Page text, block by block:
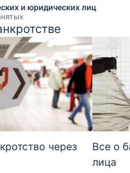
и юридических лиц
через
Все о
лица